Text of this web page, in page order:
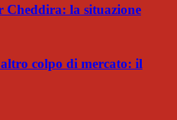
Cheddira: la situazione
colpo di mercato: il